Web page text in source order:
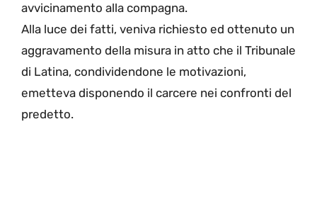
avvicinamento alla compagna.
Alla luce dei fatti, veniva richiesto ed ottenuto un
aggravamento della misura in atto che il Tribunale
di Latina, condividendone le motivazioni,
emetteva disponendo il carcere nei confronti del
predetto.